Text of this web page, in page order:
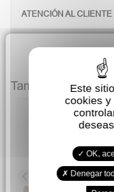
ATENCIÓN AL CLIENTE
También podría
Este
cookies y
OK,
Denegar